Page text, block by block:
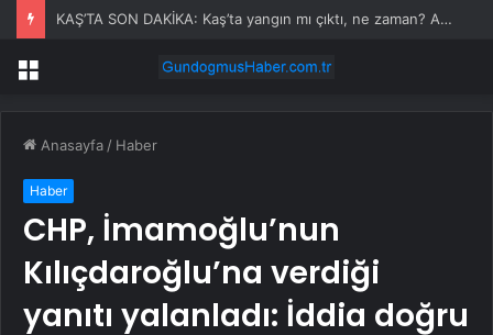
KAŞ’TA SON DAKİKA: Kaş’ta yangın mı çıktı, ne zaman? Antalya Kaş yangın olayı nedir?
Menü
Anasayfa / Haber
Haber
CHP, İmamoğlu’nun
Kılıçdaroğlu’na verdiği
yanıtı yalanladı: İddia doğru